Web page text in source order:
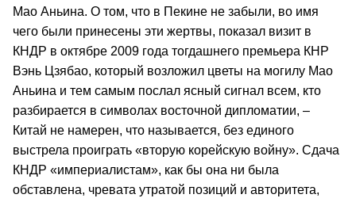
Мао Аньина. О том, что в Пекине не забыли, во имя
чего были принесены эти жертвы, показал визит в
КНДР в октябре 2009 года тогдашнего премьера КНР
Вэнь Цзябао, который возложил цветы на могилу Мао
Аньина и тем самым послал ясный сигнал всем, кто
разбирается в символах восточной дипломатии, –
Китай не намерен, что называется, без единого
выстрела проиграть «вторую корейскую войну». Сдача
КНДР «империалистам», как бы она ни была
обставлена, чревата утратой позиций и авторитета,